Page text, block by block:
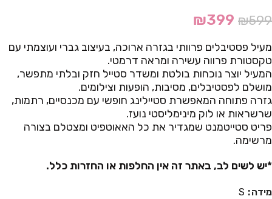
₪599
₪399
מעיל פסטיבלים פרוותי בגזרה ארוכה, בעיצוב גברי ועוצמתי עם
טקסטורת פרווה עשירה ומראה דרמטי.
המעיל יוצר נוכחות בולטת ומשדר סטייל חזק ובלתי מתפשר,
מושלם לפסטיבלים, מסיבות, הופעות וצילומים.
גזרה פתוחה המאפשרת סטיילינג חופשי עם מכנסיים, רתמות,
שרשראות או לוק מינימליסטי נועז.
פריט סטייטמנט שמגדיר את כל האאוטפיט ומצטלם בצורה
מרשימה.
*יש לשים לב, באתר זה אין החלפות או החזרות כלל.
מידה
S